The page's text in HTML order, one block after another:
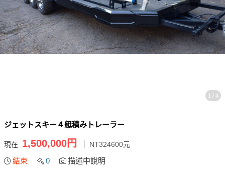
1 / 4
ジェットスキー４艇積みトレーラー
現在 1,500,000円 NT324600元
結束 0 描述中說明